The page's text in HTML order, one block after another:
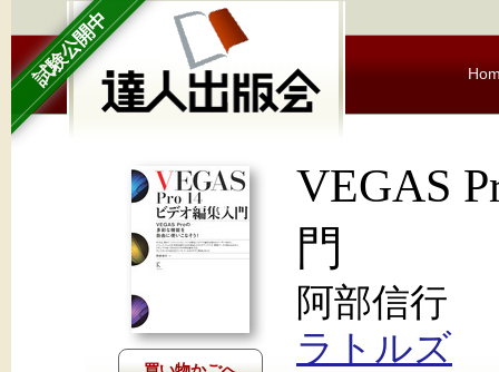
試験公開中
VEGAS
門
阿部信行
ラトルズ